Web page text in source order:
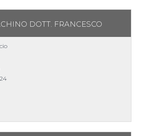
DOTT. FRANCESCO